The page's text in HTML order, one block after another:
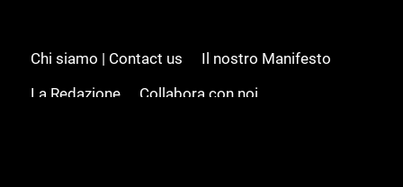
Chi siamo | Contact us
Il nostro Manifesto
La Redazione
Collabora con noi